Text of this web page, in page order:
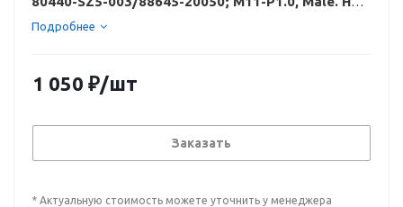
3.14 Mpa Off, MP: 1.77 Mpa Off LP: 0.196 Mpa Off,
Подробнее
1 050 ₽/шт
Заказать
* Актуальную стоимость можете уточнить у менеджера